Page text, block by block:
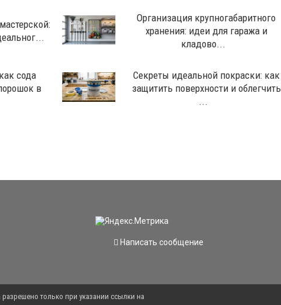
Организация крупногабаритного
хранения: идеи для гаража и
кладово...
сода
в
Секреты идеальной покраски: как
защитить поверхности и облегчить
...
Написать сообщение
только при указании ссылки на